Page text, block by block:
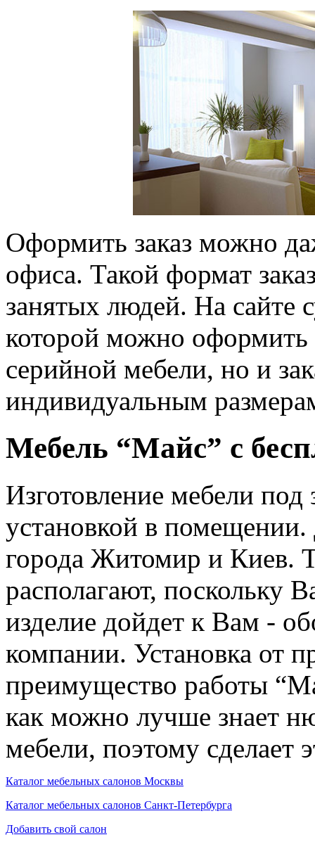
Оформить заказ можно
офиса. Такой формат
занятых людей. На сайте
которой можно оформить
серийной мебели, но и
индивидуальным
Мебель “Майс” с
Изготовление мебели под
установкой в помещении.
города Житомир и Киев.
располагают, поскольку
изделие дойдет к Вам -
компании. Установка от
преимущество работы
как можно лучше знает
мебели, поэтому сделает
Каталог мебельных салонов Москвы
Каталог мебельных салонов Санкт-Петербурга
Добавить свой салон